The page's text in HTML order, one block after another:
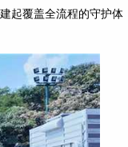
起覆盖全流程的守护体